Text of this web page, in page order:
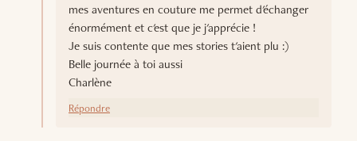
mes aventures en couture me permet d'échanger
énormément et c'est que je j'apprécie !
Je suis contente que mes stories t'aient plu :)
Belle journée à toi aussi
Charlène
Répondre